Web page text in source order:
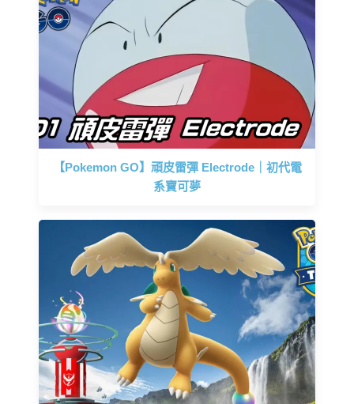
【Pokemon GO】頑皮雷彈 Electrode｜初代電
系寶可夢